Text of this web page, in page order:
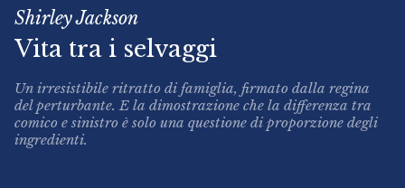
Shirley Jackson
Vita tra i selvaggi
Un irresistibile ritratto di famiglia, firmato dalla regina
del perturbante. E la dimostrazione che la differenza tra
comico e sinistro è solo una questione di proporzione degli
ingredienti.